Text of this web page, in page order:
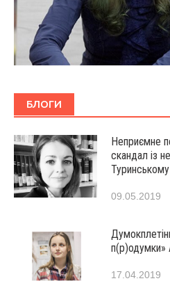
БЛОГИ
Неприємне
скандал із
09.05.2019
п(р)одумки»
17.04.2019